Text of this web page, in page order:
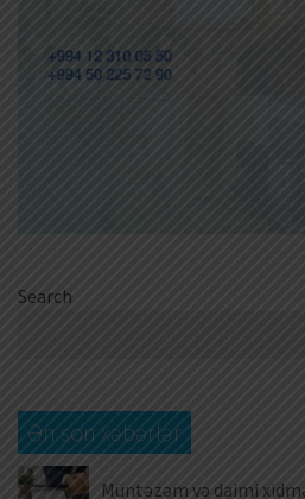
Search
Ən son xəbərlər
Müntəzəm və daimi